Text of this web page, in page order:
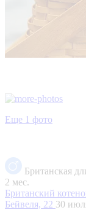
Еще 1 фото
Британская
2 мес.
Британский
Бейвеля, 22 30